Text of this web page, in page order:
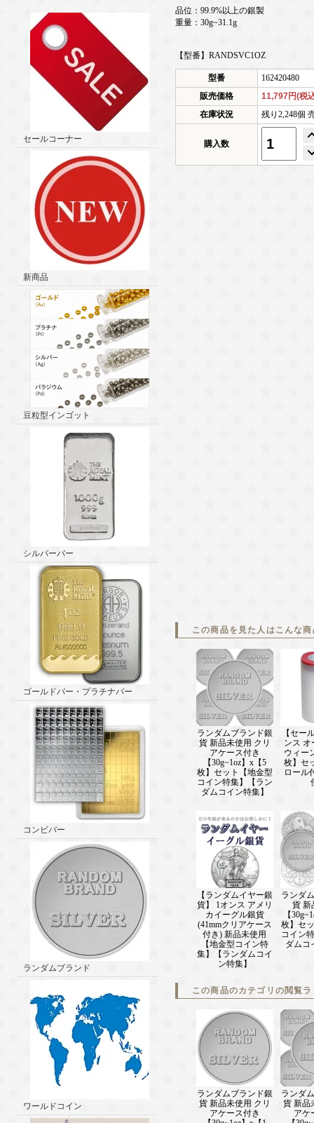
セールコーナー
新商品
豆粒型インゴット
シルバーバー
ゴールドバー・プラチナバー
コンビバー
ランダムブランド
ワールドコイン
品位：99.9%以上の銀製
重量：30g~31.1g
【型番】RANDSVC1OZ
型番
162420480
販売価格
11,797円(税
在庫状況
残り2,248個
購入数
この商品を見た人はこんな
ランダムブランド銀
貨 新品未使用 クリ
アケース付き
【30g~1oz】x【5
枚】セット【地金型
コイン特集】【ラン
ダムコイン特集】
【セー
ンス オ
ウィー
枚】セ
ロール
【ランダムイヤー銀
貨】 1オンス アメリ
カイーグル銀貨
(41mmクリアケース
付き) 新品未使用
【地金型コイン特
集】【ランダムコイ
ン特集】
ランダ
貨 新
【
枚】セ
コイン
ダムコ
この商品のカテゴリの閲覧
ランダムブランド銀
貨 新品未使用 クリ
アケース付き
ランダ
貨 新品
アケ